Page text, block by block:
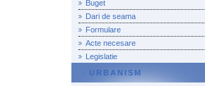
Buget
Dari de seama
Formulare
Acte necesare
Legislatie
URBANISM